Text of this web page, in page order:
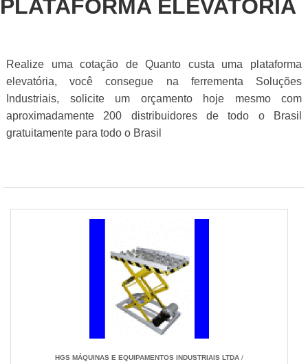
PLATAFORMA ELEVATÓRIA
Realize uma cotação de Quanto custa uma plataforma
elevatória, você consegue na ferrementa Soluções
Industriais, solicite um orçamento hoje mesmo com
aproximadamente 200 distribuidores de todo o Brasil
gratuitamente para todo o Brasil
HGS MÁQUINAS E EQUIPAMENTOS INDUSTRIAIS LTDA /